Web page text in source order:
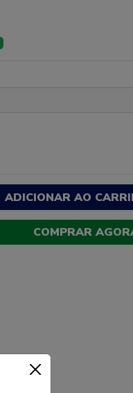
ADICIONAR AO
COMPRAR